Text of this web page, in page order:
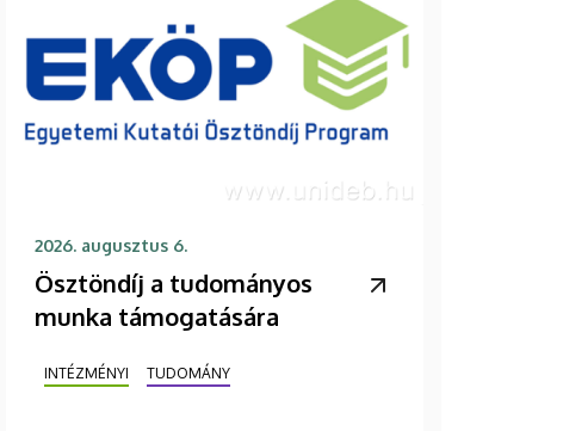
2026. augusztus 6.
Ösztöndíj a tudományos
munka támogatására
INTÉZMÉNYI TUDOMÁNY